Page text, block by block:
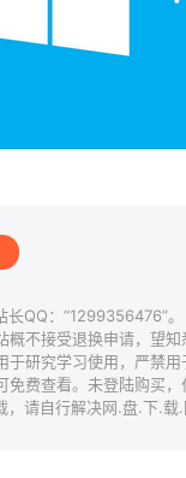
QQ：“1299356476”。
不接受退换申请，望知
研究学习使用，严禁用
费查看。未登陆购买，
请自行解决网.盘.下.载